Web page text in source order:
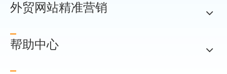
外贸网站精准营销
帮助中心